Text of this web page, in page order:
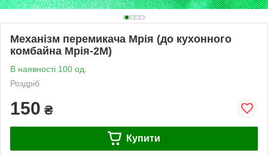
Механізм перемикача Мрія (до кухонного
комбайна Мрія-2М)
В наявності 100 од.
Роздріб
150 ₴
Купити